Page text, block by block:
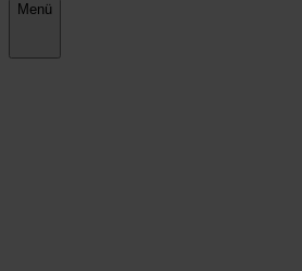
Menü